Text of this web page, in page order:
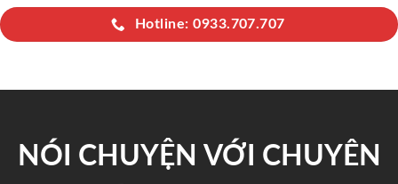
Hotline: 0933.707.707
NÓI CHUYỆN VỚI CHUYÊN